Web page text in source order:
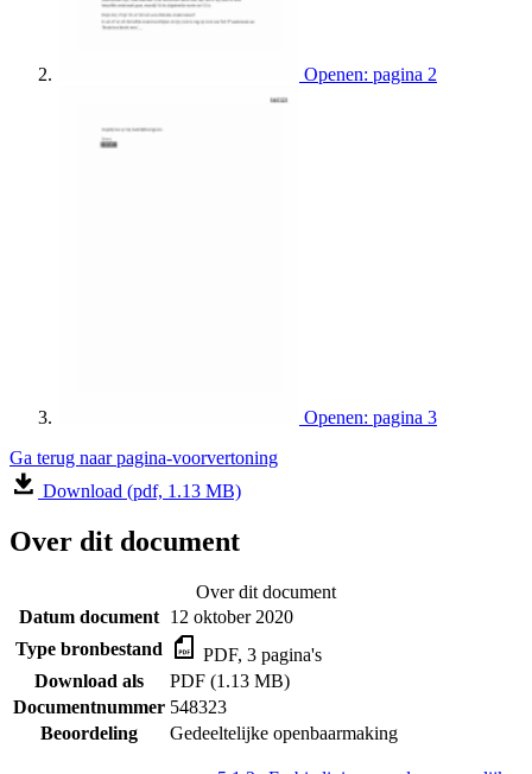
Openen: pagina 2
Openen: pagina 3
Ga terug naar pagina-voorvertoning
Download (pdf, 1.13 MB)
Over dit document
Over dit document
Datum document 12 oktober 2020
Type bronbestand
PDF, 3 pagina's
Download als
PDF (1.13 MB)
Documentnummer 548323
Beoordeling
Gedeeltelijke openbaarmaking